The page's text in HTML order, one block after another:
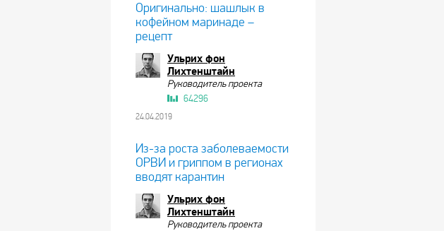
Оригинально: шашлык в
кофейном маринаде –
рецепт
Ульрих фон
Лихтенштайн
Руководитель проекта
64296
24.04.2019
Из-за роста заболеваемости
ОРВИ и гриппом в регионах
вводят карантин
Ульрих фон
Лихтенштайн
Руководитель проекта